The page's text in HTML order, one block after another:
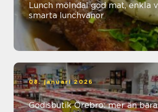
Lunch mölndal god mat, enkla val och
smarta lunchvanor
08. januari 2026
Godisbutik Örebro: mer än bara